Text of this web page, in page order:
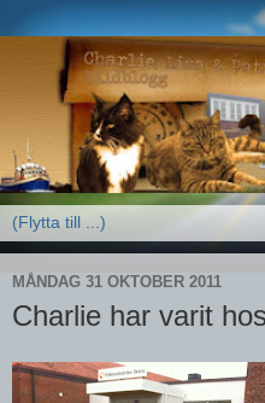
MÅNDAG 31 OKTOBER 2011
Charlie har varit